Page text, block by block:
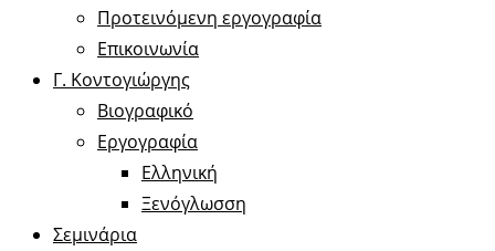
Προτεινόμενη εργογραφία
Επικοινωνία
Γ. Κοντογιώργης
Βιογραφικό
Εργογραφία
Ελληνική
Ξενόγλωσση
Σεμινάρια